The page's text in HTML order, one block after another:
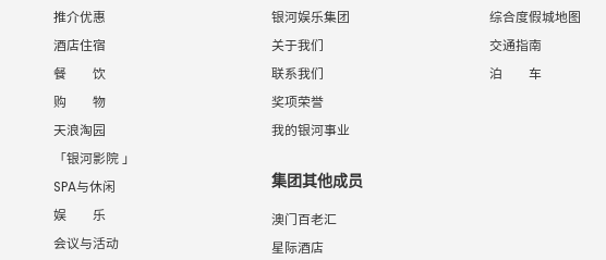
推介优惠
酒店住宿
餐 饮
购 物
天浪淘园
「银河影院 」
SPA与休闲
娱 乐
会议与活动
银河娱乐集团
关于我们
联系我们
奖项荣誉
我的银河事业
集团其他成员
澳门百老汇
星际酒店
综合度假城地图
交通指南
泊 车